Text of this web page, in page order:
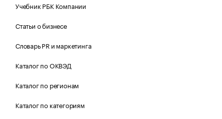
Учебник РБК Компании
Статьи о бизнесе
Словарь PR и маркетинга
Каталог по ОКВЭД
Каталог по регионам
Каталог по категориям